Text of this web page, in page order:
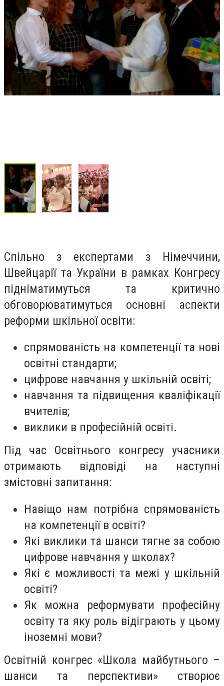
Спільно з експертами з Німеччини,
Швейцарії та України в рамках Конгресу
підніматимуться та критично
обговорюватимуться основні аспекти
реформи шкільної освіти:
спрямованість на компетенції та нові
освітні стандарти;
цифрове навчання у шкільній освіті;
навчання та підвищення кваліфікації
вчителів;
виклики в професійній освіті.
Під час Освітнього конгресу учасники
отримають відповіді на наступні
змістовні запитання:
Навіщо нам потрібна спрямованість
на компетенції в освіті?
Які виклики та шанси тягне за собою
цифрове навчання у школах?
Які є можливості та межі у шкільній
освіті?
Як можна реформувати професійну
освіту та яку роль відіграють у цьому
іноземні мови?
Освітній конгрес «Школа майбутнього –
шанси та перспективи» створює